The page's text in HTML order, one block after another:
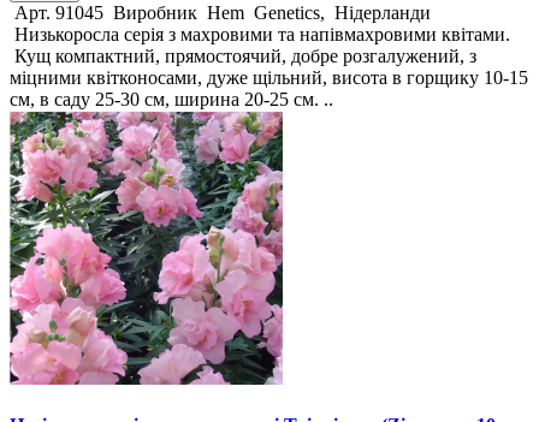
Арт. 91045 Виробник Hem Genetics, Нідерланди
Низькоросла серія з махровими та напівмахровими квітами.
Кущ компактний, прямостоячий, добре розгалужений, з
міцними квітконосами, дуже щільний, висота в горщику 10-15
см, в саду 25-30 см, ширина 20-25 см. ..